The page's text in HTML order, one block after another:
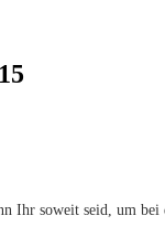
soweit seid, um